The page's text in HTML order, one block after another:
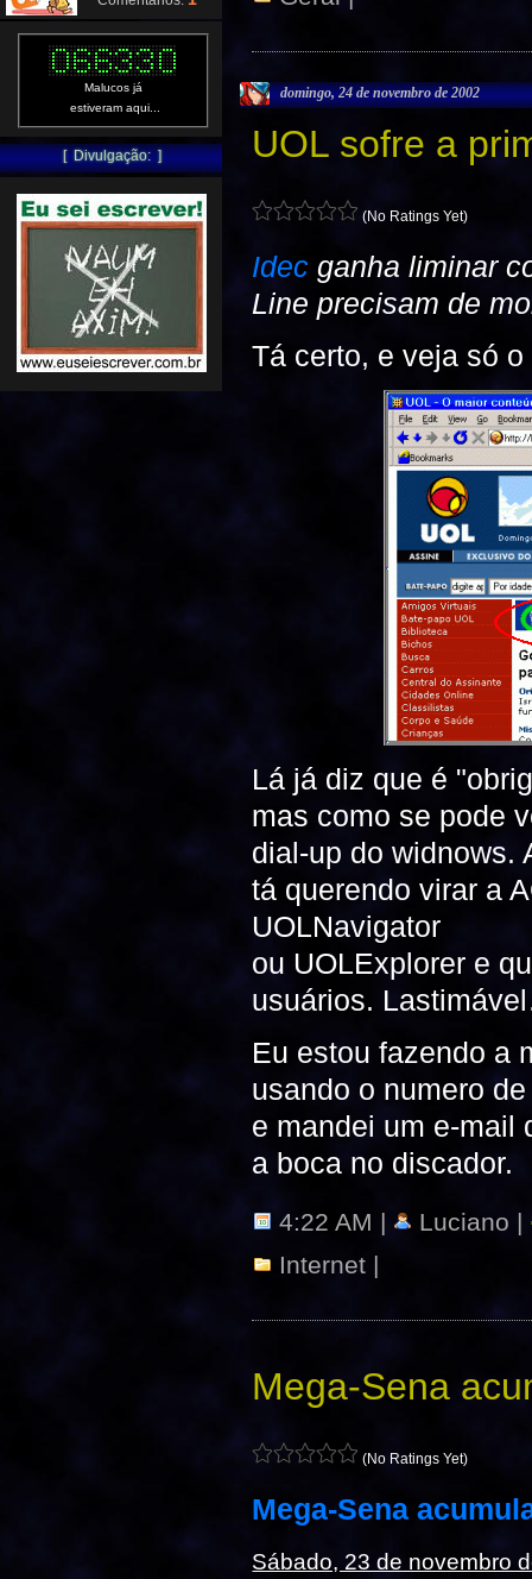
domingo, 24 de novembro de 2002
UOL sofre a
(No Ratings Yet)
Idec ganha liminar
Line precisam de
Tá certo, e veja só
Lá já diz que é
mas como se pode
dial-up do widnows.
tá querendo virar a
UOLNavigator
ou UOLExplorer e
usuários.
Eu estou fazendo a
usando o numero
e mandei um e-mail
a boca no discador.
4:22 AM |
Luciano |
Internet |
Mega-Sena
(No Ratings Yet)
Mega-Sena
Sábado, 23 de novembro
Malucos já
estiveram aqui...
[ Divulgação: ]